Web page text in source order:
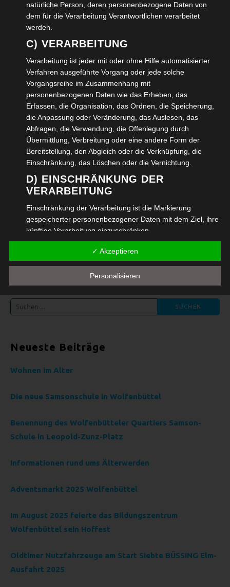
Name*
E-Mail-Adresse *
Website
Name, E-Mail-Adresse und Website in diesem
Browser für meinen nächsten Kommentar
Suchen
Neueste Beiträge
Wohnen im Alter
Die neue Samsonschule in Wolfenbüttel
Benennung des Wolfenbütteler Quartiers Samson-
Schule in Leopold-Zunz-Platz
Informationen rund ums Älterwerden
Adventsmarkt 2025 Wolfenbüttel
Im August 2025 feierte das Bildungszentrum
Wolfenbüttel sein Hoffest
Oldtimer Nutzfahrzeuge am Start Siebte BÜSSING Elm-
Ausfahrt 2025
natürliche Person, deren personenbezogene Daten von
dem für die Verarbeitung Verantwortlichen verarbeitet
werden.
C) VERARBEITUNG
Verarbeitung ist jeder mit oder ohne Hilfe automatisierter
Verfahren ausgeführte Vorgang oder jede solche
Vorgangsreihe im Zusammenhang mit
personenbezogenen Daten wie das Erheben, das
Erfassen, die Organisation, das Ordnen, die Speicherung,
die Anpassung oder Veränderung, das Auslesen, das
Abfragen, die Verwendung, die Offenlegung durch
Übermittlung, Verbreitung oder eine andere Form der
Bereitstellung, den Abgleich oder die Verknüpfung, die
Einschränkung, das Löschen oder die Vernichtung.
D) EINSCHRÄNKUNG DER
VERARBEITUNG
Einschränkung der Verarbeitung ist die Markierung
gespeicherter personenbezogener Daten mit dem Ziel, ihre
künftige Verarbeitung einzuschränken.
E) PROFILING
Profiling ist jede Art der automatisierten Verarbeitung
personenbezogener Daten, die darin besteht, dass diese
personenbezogenen Daten verwendet werden, um
bestimmte persönliche Aspekte, die sich auf eine natürliche
Person beziehen, zu bewerten, insbesondere, um Aspekte
Zuverlässigkeit, Verhalten, Aufenthaltsort oder Ortswechsel
dieser natürlichen Person zu analysieren oder
vorherzusagen.
Pseudonymisierung ist die Verarbeitung
personenbezogenen Daten ohne Hinzuziehung
zusätzlicher Informationen nicht mehr einer spezifischen
werden und technischen und organisatorischen
personenbezogenen Daten nicht einer identifizierten oder
G) VERANTWORTLICHER ODER
FÜR DIE VERARBEITUNG
Verantwortlicher oder für die Verarbeitung Verantwortlicher
ist die natürliche oder juristische Person, Behörde,
✓ Akzeptieren
Personalisieren